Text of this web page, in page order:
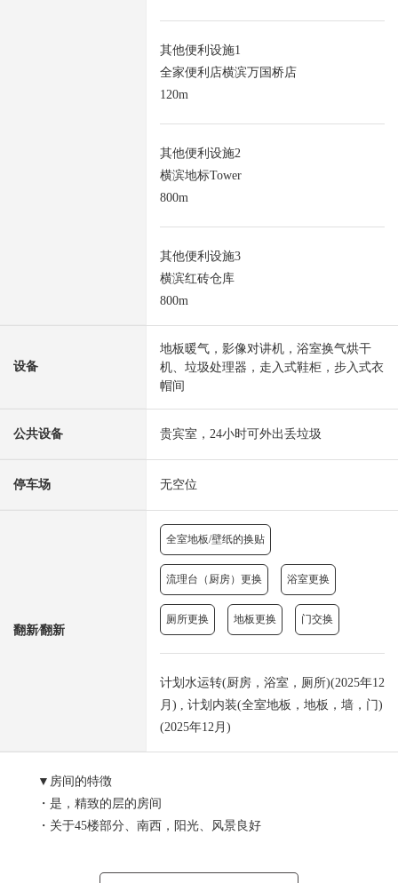
其他便利设施1
全家便利店横滨万国桥店
120m
其他便利设施2
横滨地标Tower
800m
其他便利设施3
横滨红砖仓库
800m
设备
地板暖气，影像对讲机，浴室换气烘干
机、垃圾处理器，走入式鞋柜，步入式衣
帽间
公共设备 贵宾室，24小时可外出丢垃圾
停车场 无空位
翻新⁄翻新
全室地板/壁纸的换贴
流理台（厨房）更换 浴室更换
厕所更换 地板更换 门交换
计划水运转(厨房，浴室，厕所)(2025年12
月) , 计划内装(全室地板，地板，墙，门)
(2025年12月)
▼房间的特徴
・是，精致的层的房间
・关于45楼部分、南西，阳光、风景良好
・约18.1张塌塌米宽敞的生活